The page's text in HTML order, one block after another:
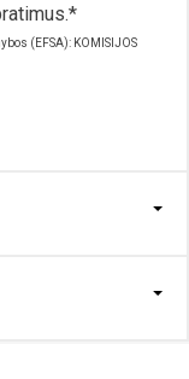
(EFSA): KOMISIJOS